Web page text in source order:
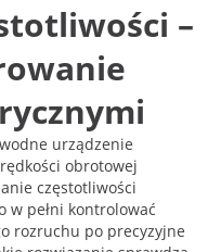
–
urządzenie
obrotowej
częstotliwości
w pełni kontrolować
rozruchu po precyzyjne